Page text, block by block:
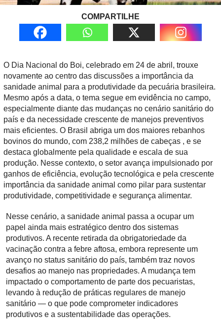
COMPARTILHE
O Dia Nacional do Boi, celebrado em 24 de abril, trouxe
novamente ao centro das discussões a importância da
sanidade animal para a produtividade da pecuária brasileira.
Mesmo após a data, o tema segue em evidência no campo,
especialmente diante das mudanças no cenário sanitário do
país e da necessidade crescente de manejos preventivos
mais eficientes. O Brasil abriga um dos maiores rebanhos
bovinos do mundo, com 238,2 milhões de cabeças , e se
destaca globalmente pela qualidade e escala de sua
produção. Nesse contexto, o setor avança impulsionado por
ganhos de eficiência, evolução tecnológica e pela crescente
importância da sanidade animal como pilar para sustentar
produtividade, competitividade e segurança alimentar.
Nesse cenário, a sanidade animal passa a ocupar um
papel ainda mais estratégico dentro dos sistemas
produtivos. A recente retirada da obrigatoriedade da
vacinação contra a febre aftosa, embora represente um
avanço no status sanitário do país, também traz novos
desafios ao manejo nas propriedades. A mudança tem
impactado o comportamento de parte dos pecuaristas,
levando à redução de práticas regulares de manejo
sanitário — o que pode comprometer indicadores
produtivos e a sustentabilidade das operações.